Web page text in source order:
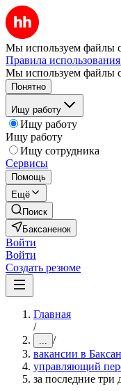
Мы используем файлы
Правила
Мы используем файлы
Понятно
Ищу работу
Ищу работу
Ищу работу
Ищу сотрудника
Сервисы
Помощь
Ещё
Поиск
Баксаненок
Войти
Войти
Создать резюме
Главная
/
... /
вакансии в
управляющий
за последние три